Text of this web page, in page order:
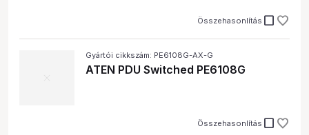
Összehasonlítás check_box_outline_blank
Gyártói cikkszám: PE6108G-AX-G
ATEN PDU Switched PE6108G
Összehasonlítás check_box_outline_blank